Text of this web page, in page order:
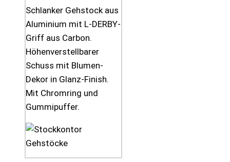
Schlanker Gehstock aus
Aluminium mit L-DERBY-
Griff aus Carbon.
Höhenverstellbarer
Schuss mit Blumen-
Dekor in Glanz-Finish.
Mit Chromring und
Gummipuffer.